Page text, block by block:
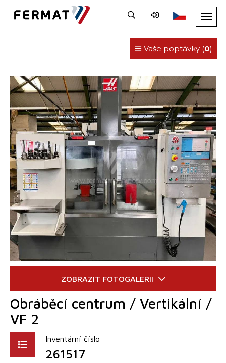
Vaše poptávky (0)
Obráběcí centrum / Vertikální /
VF 2
Inventární číslo
261517